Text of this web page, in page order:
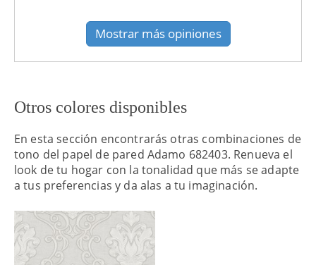
Mostrar más opiniones
Otros colores disponibles
En esta sección encontrarás otras combinaciones de
tono del papel de pared Adamo 682403. Renueva el
look de tu hogar con la tonalidad que más se adapte
a tus preferencias y da alas a tu imaginación.